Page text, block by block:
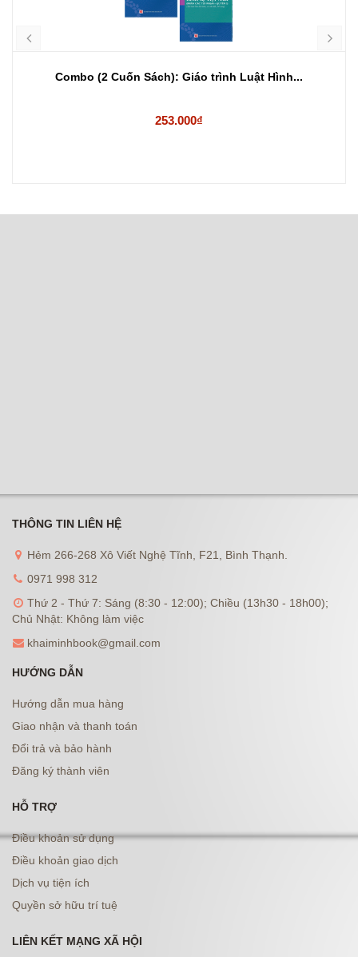
Combo (2 Cuốn Sách): Giáo trình Luật Hình...
253.000₫
THÔNG TIN LIÊN HỆ
Hẻm 266-268 Xô Viết Nghệ Tĩnh, F21, Bình Thạnh.
0971 998 312
Thứ 2 - Thứ 7: Sáng (8:30 - 12:00); Chiều (13h30 - 18h00);
Chủ Nhật: Không làm việc
khaiminhbook@gmail.com
HƯỚNG DẪN
Hướng dẫn mua hàng
Giao nhận và thanh toán
Đổi trả và bảo hành
Đăng ký thành viên
HỖ TRỢ
Điều khoản sử dụng
Điều khoản giao dịch
Dịch vụ tiện ích
Quyền sở hữu trí tuệ
LIÊN KẾT MẠNG XÃ HỘI